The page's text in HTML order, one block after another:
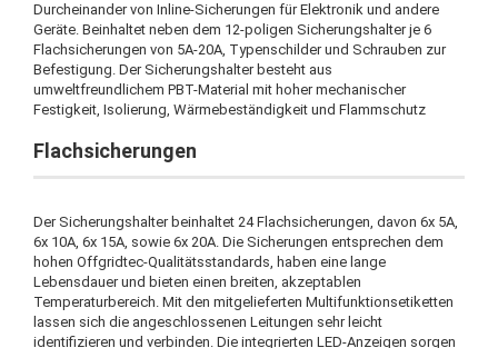
Durcheinander von Inline-Sicherungen für Elektronik und andere
Geräte. Beinhaltet neben dem 12-poligen Sicherungshalter je 6
Flachsicherungen von 5A-20A, Typenschilder und Schrauben zur
Befestigung. Der Sicherungshalter besteht aus
umweltfreundlichem PBT-Material mit hoher mechanischer
Festigkeit, Isolierung, Wärmebeständigkeit und Flammschutz
Flachsicherungen
Der Sicherungshalter beinhaltet 24 Flachsicherungen, davon 6x 5A,
6x 10A, 6x 15A, sowie 6x 20A. Die Sicherungen entsprechen dem
hohen Offgridtec-Qualitätsstandards, haben eine lange
Lebensdauer und bieten einen breiten, akzeptablen
Temperaturbereich. Mit den mitgelieferten Multifunktionsetiketten
lassen sich die angeschlossenen Leitungen sehr leicht
identifizieren und verbinden. Die integrierten LED-Anzeigen sorgen